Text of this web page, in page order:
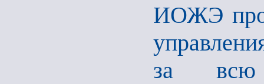
ИОЖЭ
за всю